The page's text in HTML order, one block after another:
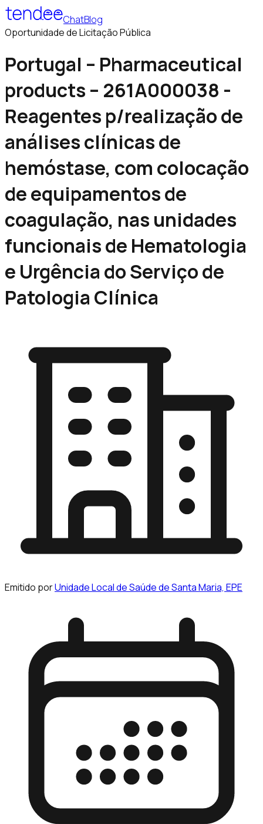
ChatBlog
Oportunidade de Licitação Pública
Portugal – Pharmaceutical
products – 261A000038 -
Reagentes p/realização de
análises clínicas de
hemóstase, com colocação
de equipamentos de
coagulação, nas unidades
funcionais de Hematologia
e Urgência do Serviço de
Patologia Clínica
Emitido porUnidade Local de Saúde de Santa Maria, EPE